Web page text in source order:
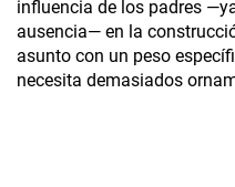
influencia de los padres
ausencia— en la
asunto con un peso
necesita demasiados